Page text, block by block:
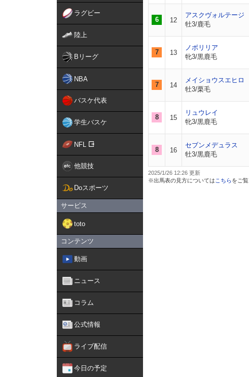
ラグビー
陸上
Bリーグ
NBA
バスケ代表
学生バスケ
NFL
他競技
Doスポーツ
サービス
toto
コンテンツ
動画
ニュース
コラム
公式情報
ライブ配信
今日の予定
6 12
アスクヴォルテージ
牡3/鹿毛
7 13
ノボリリア
牝3/黒鹿毛
7 14
メイショウスエヒロ
牡3/栗毛
8 15
リュウレイ
牝3/黒鹿毛
8 16
セブンメデュラス
牡3/黒鹿毛
2025/1/26 12:26
※出馬表の見方については こちらをご覧